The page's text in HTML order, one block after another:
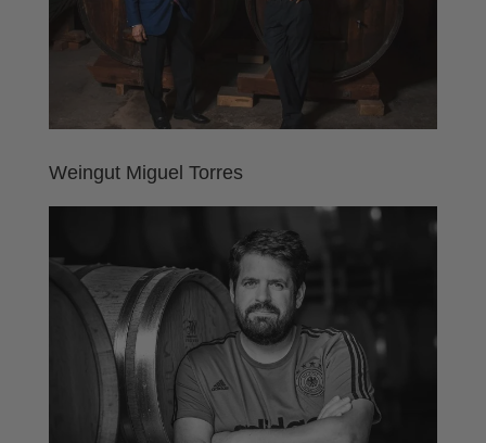
Weingut Miguel Torres